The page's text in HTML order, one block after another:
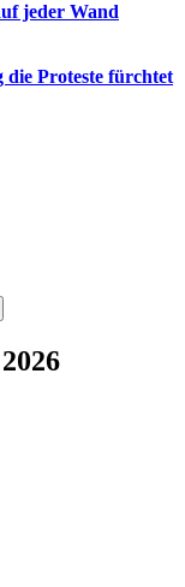
jeder Wand
Proteste fürchtet